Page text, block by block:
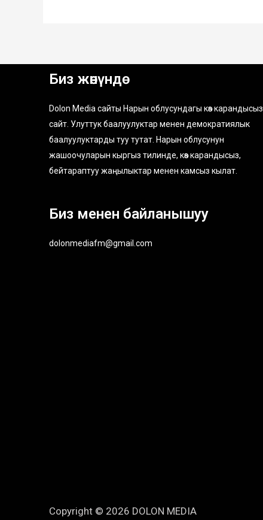
Биз жөнүндө
Dolon Media сайты Нарын облусундагы көз карандысыз
сайт. Улуттук баалуулуктар менен демократиялык
баалуулуктарды туу тутат. Нарын облусунун
жашоочуларын кыргыз тилинде, көз карандысыз,
бейтараптуу жаңылыктар менен камсыз кылат.
Биз менен байланышуу
dolonmediafm@gmail.com
Copyright © 2026 DOLON MEDIA